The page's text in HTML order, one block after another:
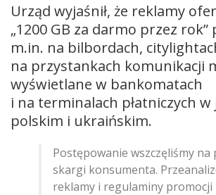
Urząd wyjaśnił, że reklamy
„1200 GB za darmo przez rok”
m.in. na bilbordach,
na przystankach komunikacji
wyświetlane w bankomatach
i na terminalach płatniczych w
polskim i ukraińskim.
Postępowanie wszczęliśmy na
skargi konsumenta.
reklamy i regulaminy promocji